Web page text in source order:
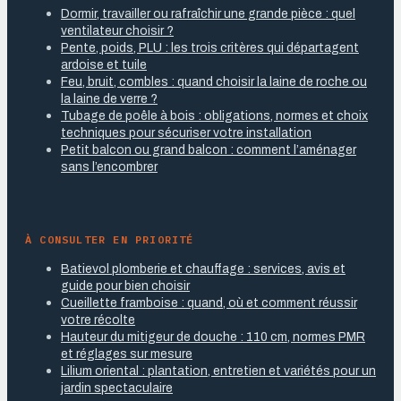
Dormir, travailler ou rafraîchir une grande pièce : quel
ventilateur choisir ?
Pente, poids, PLU : les trois critères qui départagent
ardoise et tuile
Feu, bruit, combles : quand choisir la laine de roche ou
la laine de verre ?
Tubage de poêle à bois : obligations, normes et choix
techniques pour sécuriser votre installation
Petit balcon ou grand balcon : comment l’aménager
sans l’encombrer
À CONSULTER EN PRIORITÉ
Batievol plomberie et chauffage : services, avis et
guide pour bien choisir
Cueillette framboise : quand, où et comment réussir
votre récolte
Hauteur du mitigeur de douche : 110 cm, normes PMR
et réglages sur mesure
Lilium oriental : plantation, entretien et variétés pour un
jardin spectaculaire